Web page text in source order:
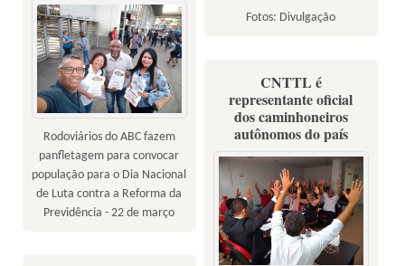
Fotos: Divulgação
Rodoviários do ABC fazem
panfletagem para convocar
população para o Dia Nacional
de Luta contra a Reforma da
Previdência - 22 de março
CNTTL é
representante oficial
dos caminhoneiros
autônomos do país